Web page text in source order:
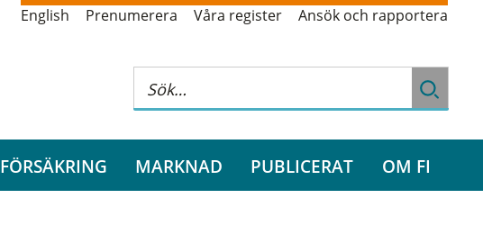
English Prenumerera Våra register Ansök och rapportera
FÖRSÄKRING MARKNAD PUBLICERAT OM FI